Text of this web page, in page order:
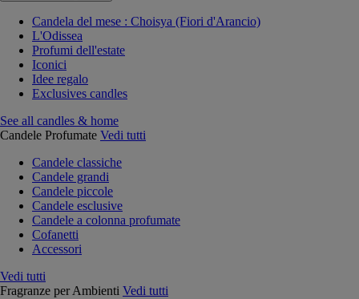
Candela del mese : Choisya (Fiori d'Arancio)
L'Odissea
Profumi dell'estate
Iconici
Idee regalo
Exclusives candles
See all candles & home
Candele Profumate Vedi tutti
Candele classiche
Candele grandi
Candele piccole
Candele esclusive
Candele a colonna profumate
Cofanetti
Accessori
Vedi tutti
Fragranze per Ambienti Vedi tutti